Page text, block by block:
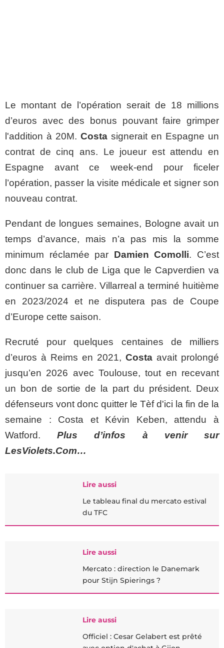
Le montant de l’opération serait de 18 millions
d’euros avec des bonus pouvant faire grimper
l'addition à 20M. Costa signerait en Espagne un
contrat de cinq ans. Le joueur est attendu en
Espagne avant ce week-end pour ficeler
l’opération, passer la visite médicale et signer son
nouveau contrat.
Pendant de longues semaines, Bologne avait un
temps d’avance, mais n’a pas mis la somme
minimum réclamée par Damien Comolli. C’est
donc dans le club de Liga que le Capverdien va
continuer sa carrière. Villarreal a terminé huitième
en 2023/2024 et ne disputera pas de Coupe
d’Europe cette saison.
Recruté pour quelques centaines de milliers
d’euros à Reims en 2021, Costa avait prolongé
jusqu’en 2026 avec Toulouse, tout en recevant
un bon de sortie de la part du président. Deux
défenseurs vont donc quitter le Tèf d'ici la fin de la
semaine : Costa et Kévin Keben, attendu à
Watford.Plus d’infos à venir sur
LesViolets.Com…
Lire aussi
Le tableau final du mercato estival
du TFC
Lire aussi
Mercato : direction le Danemark
pour Stijn Spierings ?
Lire aussi
Officiel : Cesar Gelabert est prêté